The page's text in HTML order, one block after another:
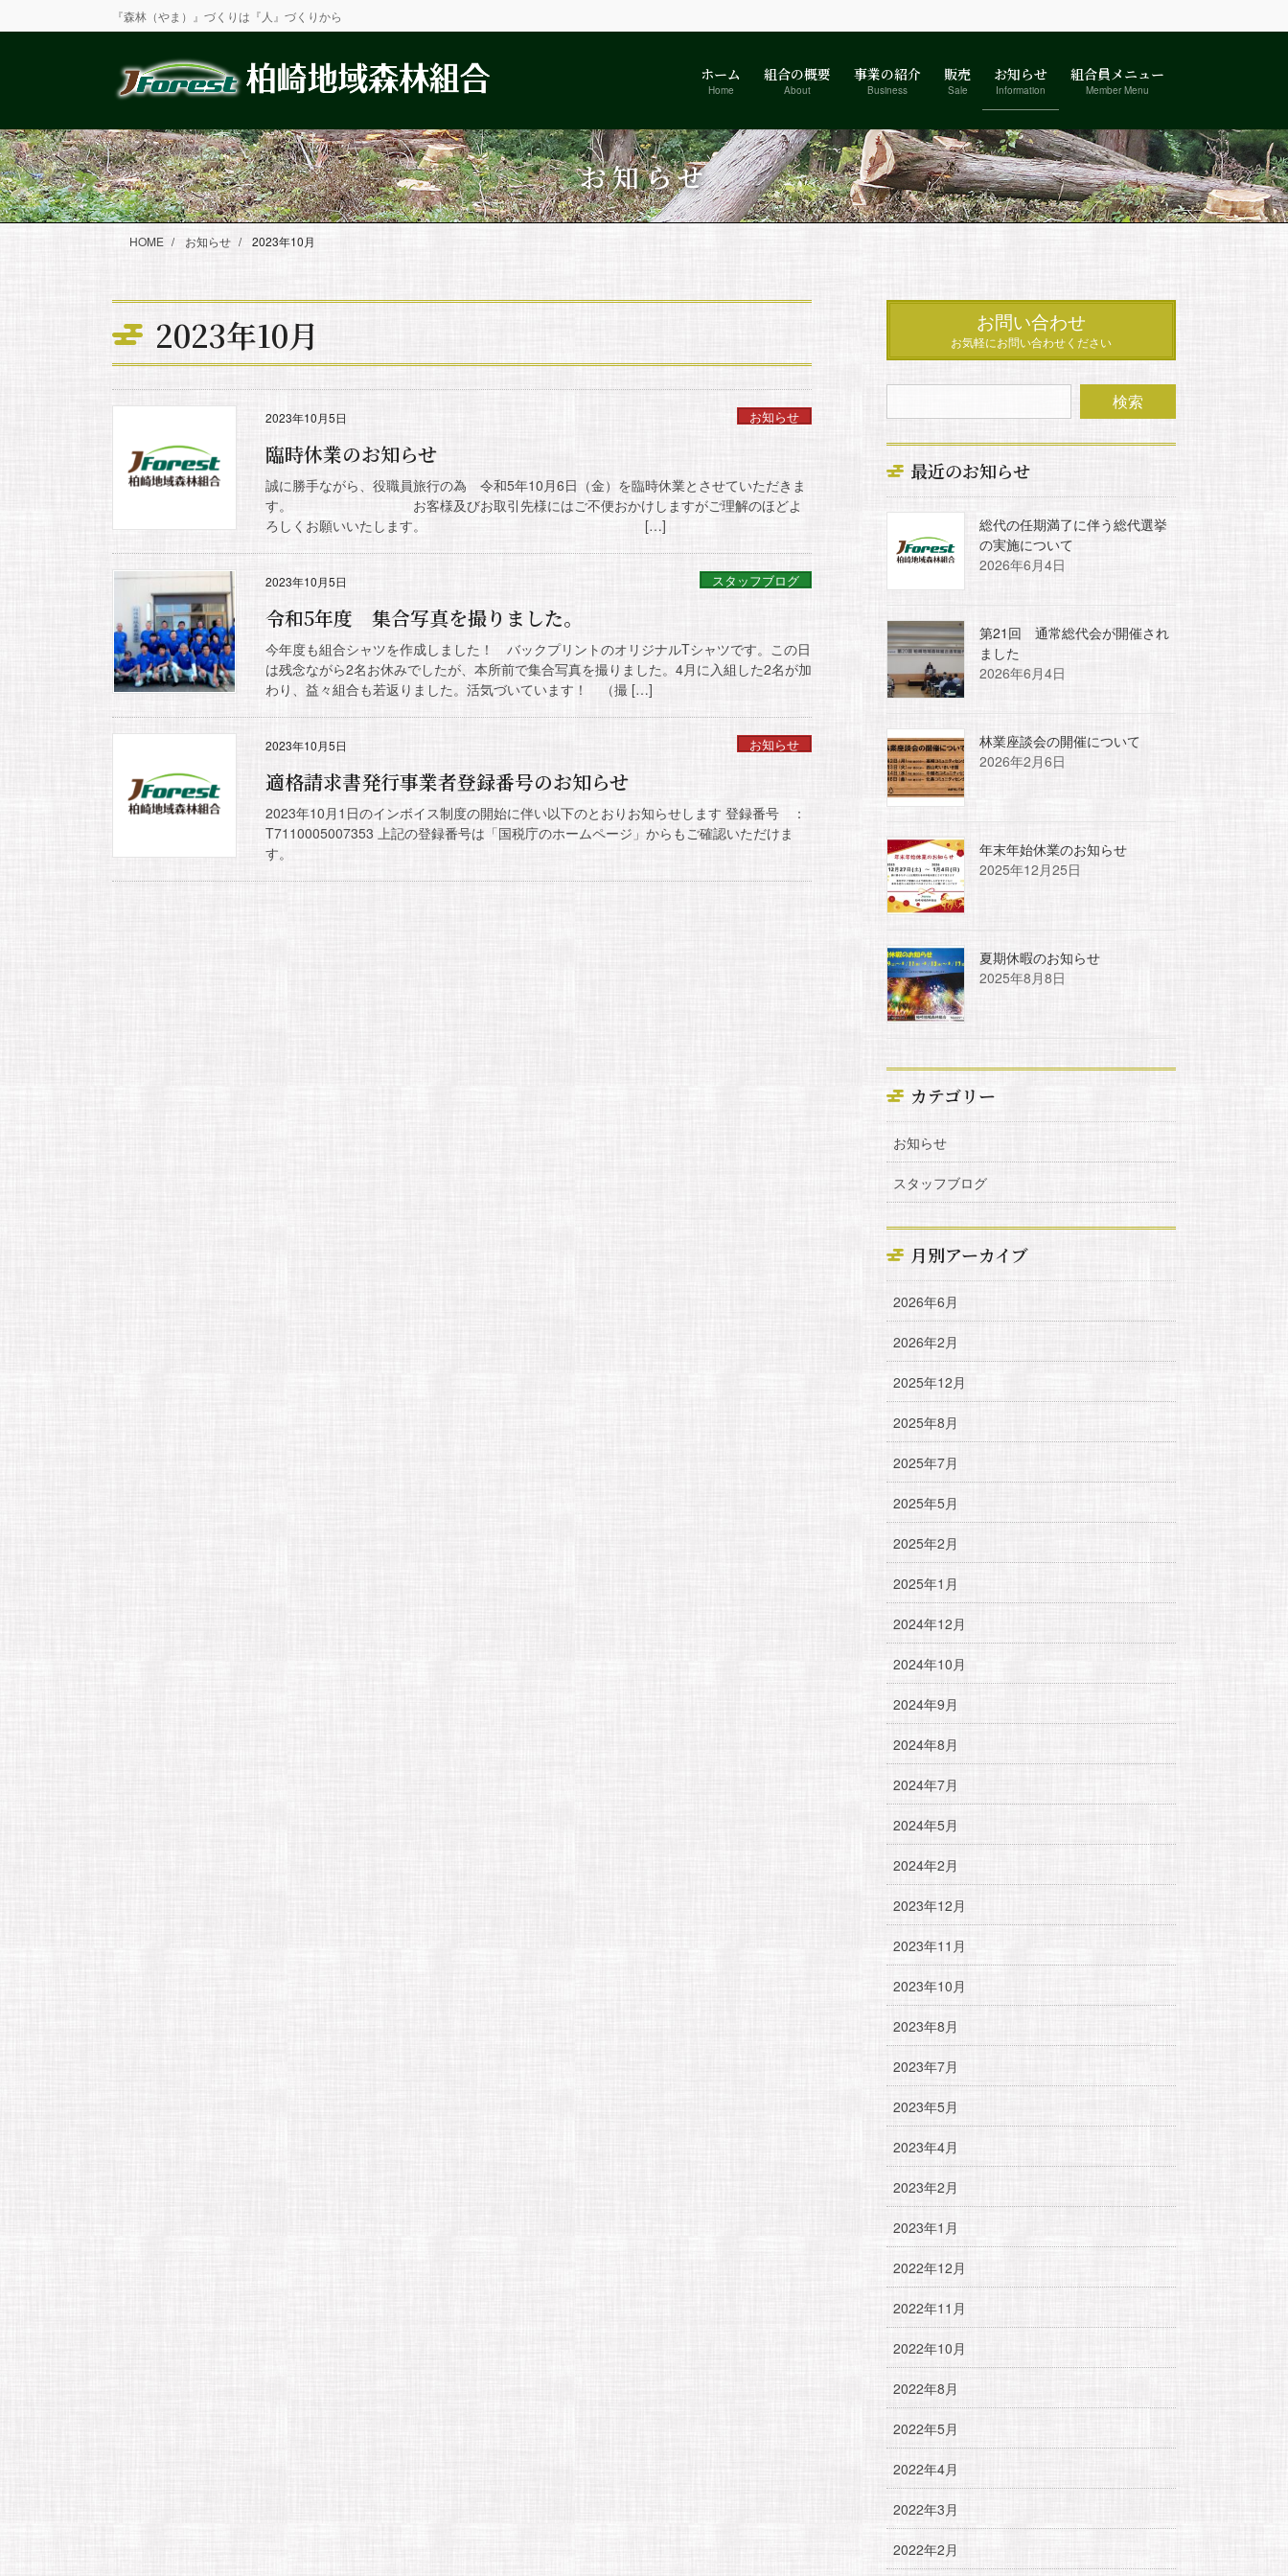
ン
に
移
動
ビ
ョ
ン
に
移
動
『森林（やま）』づくりは『人』づくりから
ホーム
Home
組合の概要
About
事業の紹介
Business
販売
Sale
お知らせ
Information
組合員メニュー
Member Menu
お知らせ
HOME お知らせ 2023年10月
2023年10月
2023年10月5日 お知らせ
臨時休業のお知らせ
誠に勝手ながら、役職員旅行の為 令和5年10月6日（金）を臨時休業とさせていただきま
す。 お客様及びお取引先様にはご不便おかけしますがご理解のほどよ
ろしくお願いいたします。 […]
2023年10月5日 スタッフブログ
令和5年度 集合写真を撮りました。
今年度も組合シャツを作成しました！ バックプリントのオリジナルTシャツです。この日
は残念ながら2名お休みでしたが、本所前で集合写真を撮りました。4月に入組した2名が加
わり、益々組合も若返りました。活気づいています！ （撮 […]
2023年10月5日 お知らせ
適格請求書発行事業者登録番号のお知らせ
2023年10月1日のインボイス制度の開始に伴い以下のとおりお知らせします 登録番号 ：
T7110005007353 上記の登録番号は「国税庁のホームページ」からもご確認いただけま
す。
お問い合わせ
お気軽にお問い合わせください
最近のお知らせ
総代の任期満了に伴う総代選挙
の実施について
2026年6月4日
第21回 通常総代会が開催され
ました
2026年6月4日
林業座談会の開催について
2026年2月6日
年末年始休業のお知らせ
2025年12月25日
夏期休暇のお知らせ
2025年8月8日
カテゴリー
お知らせ
スタッフブログ
月別アーカイブ
2026年6月
2026年2月
2025年12月
2025年8月
2025年7月
2025年5月
2025年2月
2025年1月
2024年12月
2024年10月
2024年9月
2024年8月
2024年7月
2024年5月
2024年2月
2023年12月
2023年11月
2023年10月
2023年8月
2023年7月
2023年5月
2023年4月
2023年2月
2023年1月
2022年12月
2022年11月
2022年10月
2022年8月
2022年5月
2022年4月
2022年3月
2022年2月